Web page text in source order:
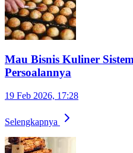
Mau Bisnis Kuliner
Persoalannya
19 Feb 2026, 17:28
Selengkapnya